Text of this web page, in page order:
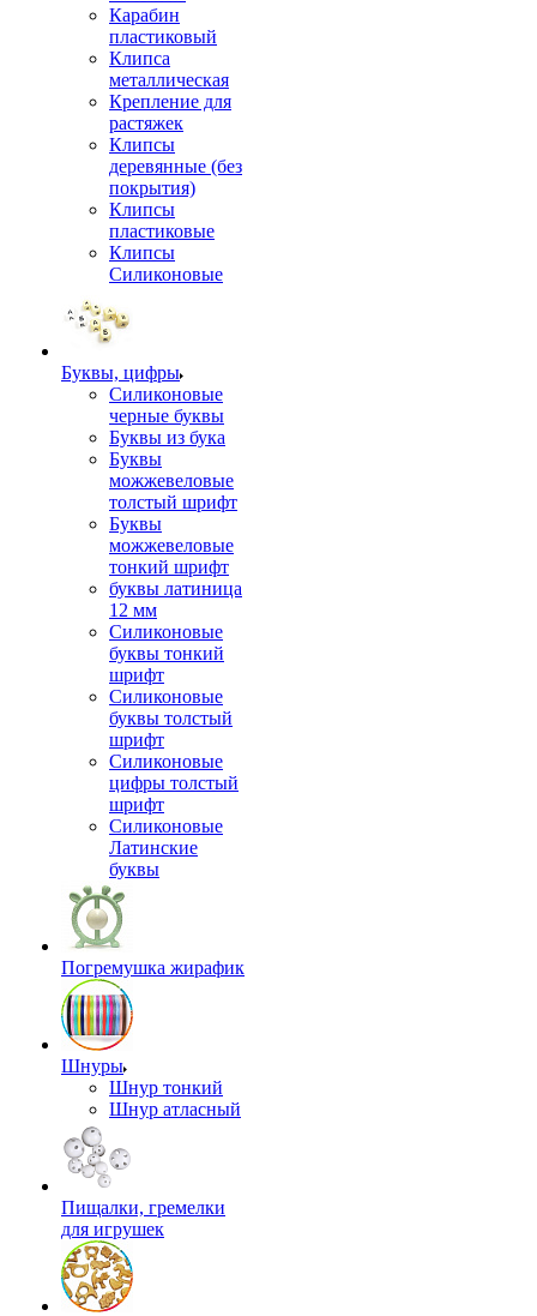
Карабин
пластиковый
Клипса
металлическая
Крепление для
растяжек
Клипсы
деревянные (без
покрытия)
Клипсы
пластиковые
Клипсы
Силиконовые
Буквы, цифры
Силиконовые
черные буквы
Буквы из бука
Буквы
можжевеловые
толстый шрифт
Буквы
можжевеловые
тонкий шрифт
буквы латиница
12 мм
Силиконовые
буквы тонкий
шрифт
Силиконовые
буквы толстый
шрифт
Силиконовые
цифры толстый
шрифт
Силиконовые
Латинские
буквы
Погремушка жирафик
Шнуры
Шнур тонкий
Шнур атласный
Пищалки, гремелки
для игрушек